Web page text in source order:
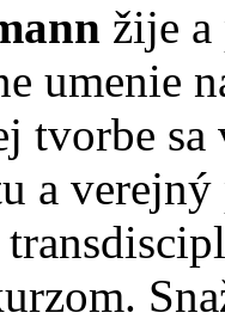
žije a
umenie
tvorbe sa
a